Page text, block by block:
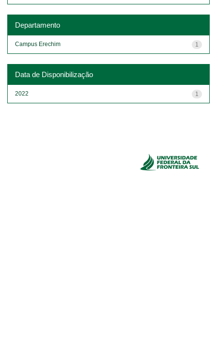
Departamento
1
Campus Erechim
Data de Disponibilização
1
2022